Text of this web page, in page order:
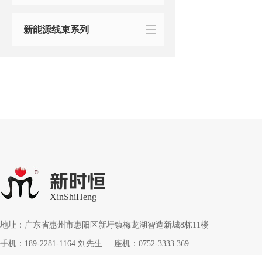
新能源线束系列
新时恒
XinShiHeng
地址：广东省惠州市惠阳区新圩镇梅龙湖智造新城8栋11楼
手机：189-2281-1164 刘先生 座机：0752-3333 369